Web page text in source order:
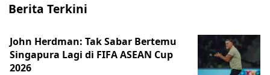
Berita Terkini
John Herdman: Tak Sabar Bertemu
Singapura Lagi di FIFA ASEAN Cup
2026